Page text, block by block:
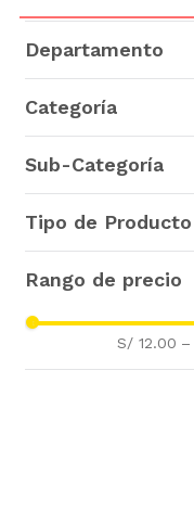
Departamento
Categoría
Sub-Categoría
Tipo de Producto
S/ 12.00 –